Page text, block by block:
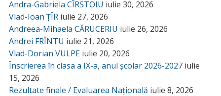
Andra-Gabriela CÎRSTOIU iulie 30, 2026
Vlad-Ioan ȚÎR iulie 27, 2026
Andreea-Mihaela CĂRUCERIU iulie 26, 2026
Andrei FRÎNTU iulie 21, 2026
Vlad-Dorian VULPE iulie 20, 2026
Înscrierea în clasa a IX-a, anul școlar 2026-2027 iulie
15, 2026
Rezultate finale / Evaluarea Națională iulie 8, 2026